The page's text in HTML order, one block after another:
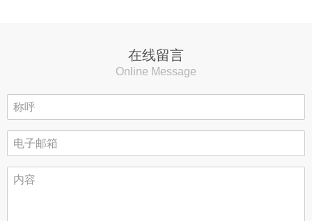
在线留言
Online Message